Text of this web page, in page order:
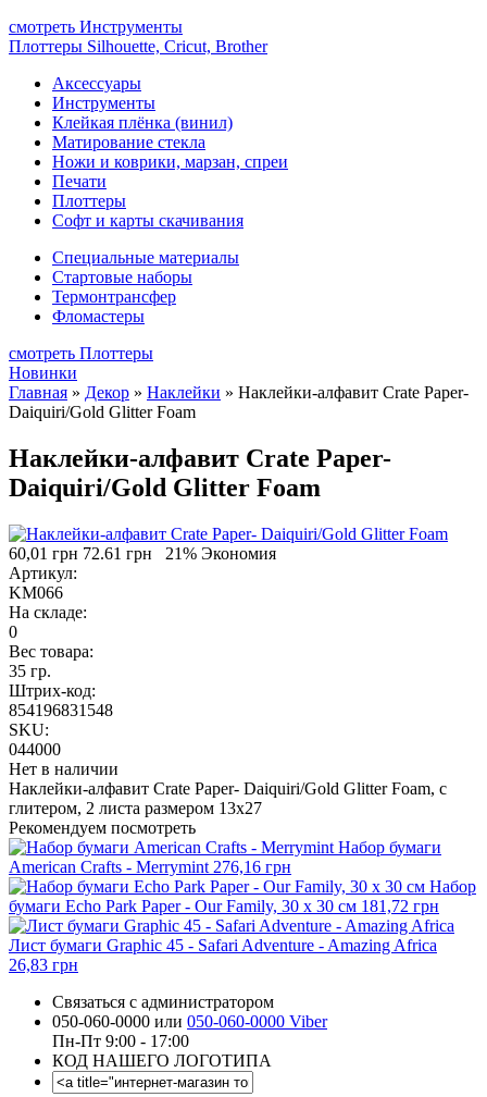
смотреть Инструменты
Плоттеры Silhouette, Cricut, Brother
Аксессуары
Инструменты
Клейкая плёнка (винил)
Матирование стекла
Ножи и коврики, марзан, спреи
Печати
Плоттеры
Софт и карты скачивания
Специальные материалы
Стартовые наборы
Термонтрансфер
Фломастеры
смотреть Плоттеры
Новинки
Главная » Декор » Наклейки » Наклейки-алфавит Crate Paper-
Daiquiri/Gold Glitter Foam
Наклейки-алфавит Crate Paper-
Daiquiri/Gold Glitter Foam
60,01 грн 72.61 грн
21% Экономия
Артикул:
KM066
На складе:
0
Вес товара:
35 гр.
Штрих-код:
854196831548
SKU:
044000
Нет в наличии
Наклейки-алфавит Crate Paper- Daiquiri/Gold Glitter Foam, с
глитером, 2 листа размером 13х27
Рекомендуем посмотреть
Набор бумаги
American Crafts - Merrymint 276,16 грн
Набор
бумаги Echo Park Paper - Our Family, 30 х 30 см 181,72 грн
Лист бумаги Graphic 45 - Safari Adventure - Amazing Africa
26,83 грн
Связаться с администратором
050-060-0000 или 050-060-0000 Viber
Пн-Пт 9:00 - 17:00
КОД НАШЕГО ЛОГОТИПА